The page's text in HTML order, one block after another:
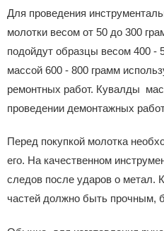
Для проведения
молотки весом от 50 до 300
подойдут образцы весом 400 -
массой 600 - 800 грамм
ремонтных работ. Кувалды
проведении демонтажных
Перед покупкой молотка
его. На качественном
следов после ударов о метал.
частей должно быть прочным,